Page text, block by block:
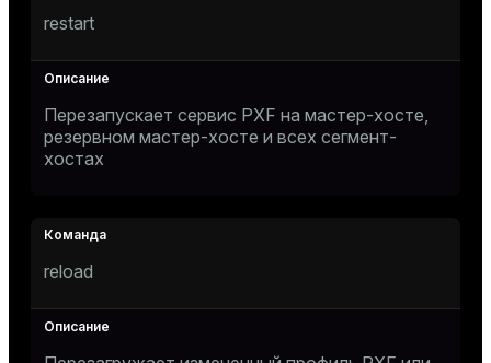
restart
Перезапускает сервис PXF на мастер-хосте,
резервном мастер-хосте и всех сегмент-
хостах
reload